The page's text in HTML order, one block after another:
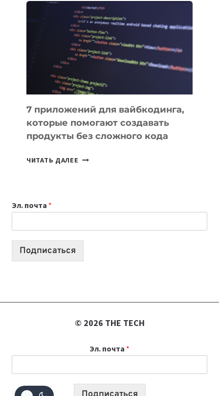
ПОЛЕЗНЫХ
ИНСТРУМЕНТОВ
ДЛЯ
РАБОТЫ
7 приложений для вайбкодинга,
которые помогают создавать
продукты без сложного кода
ЧИТАТЬ ДАЛЕЕ
СОЗДАВАТЬ
ПРОДУКТЫ
Эл. почта *
Подписаться
© 2026 THE TECH
Эл. почта *